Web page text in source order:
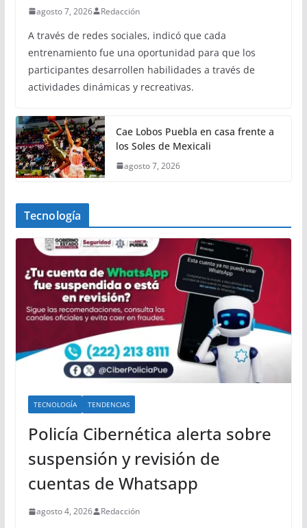
agosto 7, 2026 Redacción
A través de redes sociales, indicó que cada
entrenamiento fue una oportunidad para que los
participantes desarrollen habilidades a través de
actividades dinámicas y recreativas.
Cae Lobos Puebla en casa frente a
los Soles de Mexicali
agosto 7, 2026
Tecnología
TECNOLOGÍA TENDENCIAS
Policía Cibernética alerta sobre
suspensión y revisión de
cuentas de Whatsapp
agosto 4, 2026 Redacción